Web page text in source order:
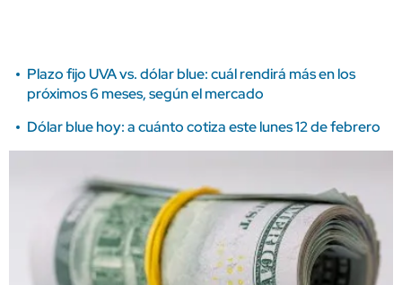
Plazo fijo UVA vs. dólar blue: cuál rendirá más en los
próximos 6 meses, según el mercado
Dólar blue hoy: a cuánto cotiza este lunes 12 de febrero